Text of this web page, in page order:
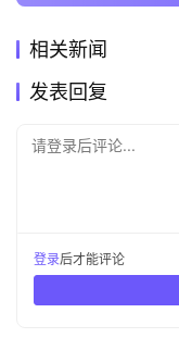
相关新闻
发表回复
请登录后评论...
登录后才能评论